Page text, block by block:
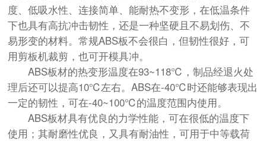
度、低吸水性、连接简单、能耐热不变形，在低温条件
下也具有高抗冲击韧性，还是一种坚硬且不易划伤、不
易形变的材料。常规ABS板不会很白，但韧性很好，可
用剪板机裁剪，也可开模具冲。
ABS板材的热变形温度在93~118℃，制品经退火处
理后还可以提高10℃左右。ABS在-40℃时还能够表现出
一定的韧性，可在-40~100℃的温度范围内使用。
ABS板材具有优良的力学性能，可在很低的温度下
使用；其耐磨性优良，又具有耐油性，可用于中等载荷